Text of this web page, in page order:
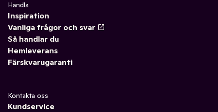
Handla
Inspiration
Vanliga frågor och svar
Så handlar du
Hemleverans
Färskvarugaranti
Kontakta oss
Kundservice